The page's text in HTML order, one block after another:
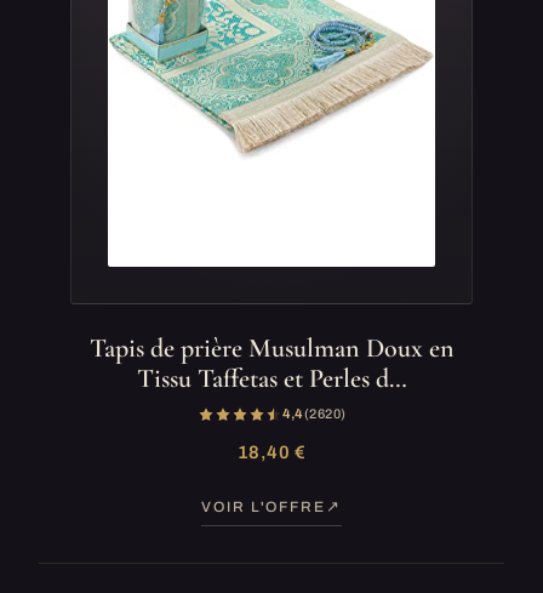
Tapis de prière Musulman Doux en
Tissu Taffetas et Perles d…
4,4(2 620)
18,40 €
VOIR L'OFFRE